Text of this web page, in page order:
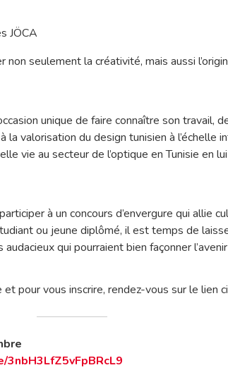
JÖCA
seulement la créativité, mais aussi
unique de faire connaître son travail,
valorisation du design tunisien à l’échelle
vie au secteur de l’optique en Tunisie en
à un concours d’envergure qui allie
ou jeune diplômé, il est temps de
qui pourraient bien façonner
pour vous inscrire, rendez-vous sur le lien